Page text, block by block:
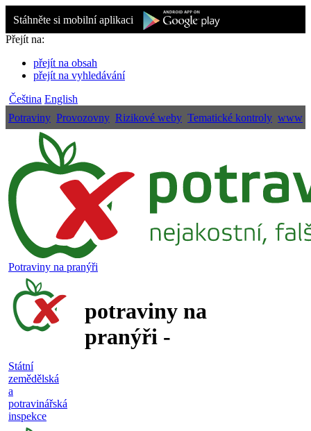
Stáhněte si mobilní aplikaci
Přejít na:
přejít na obsah
přejít na vyhledávání
Čeština English
Potraviny Provozovny Rizikové weby Tematické kontroly www
Potraviny na pranýři
potraviny na
pranýři -
Státní
zemědělská
a
potravinářská
inspekce